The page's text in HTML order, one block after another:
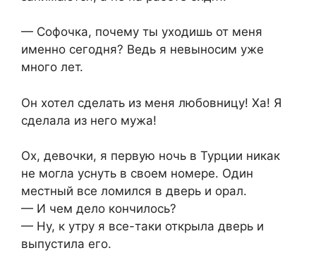
— Софочка, почему ты уходишь от меня
именно сегодня? Ведь я невыносим уже
много лет.
Он хотел сделать из меня любовницу! Ха! Я
сделала из него мужа!
Ох, девочки, я первую ночь в Турции никак
не могла уснуть в своем номере. Один
местный все ломился в дверь и орал.
— И чем дело кончилось?
— Ну, к утру я все-таки открыла дверь и
выпустила его.